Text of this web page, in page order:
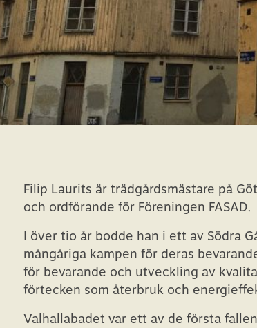
Filip Laurits är trädgårdsmästare på
och ordförande för Föreningen FASAD.
I över tio år bodde han i ett av Södra
mångåriga kampen för deras
för bevarande och utveckling av
förtecken som återbruk och
Valhallabadet var ett av de första